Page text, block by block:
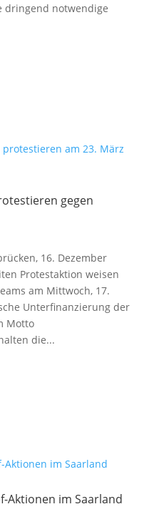
dringend notwendige
gegen
16. Dezember
Protestaktion weisen
am Mittwoch, 17.
Unterfinanzierung der
Motto
die...
Aktionen im Saarland